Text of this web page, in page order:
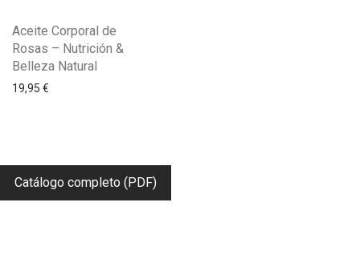
Aceite Corporal de
Rosas – Nutrición &
Belleza Natural
19,95 €
Catálogo completo (PDF)